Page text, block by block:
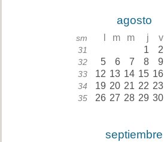
agosto
sm m m j v
31 1 2
32 5 6 7 8 9
33 12 13 14 15 16
34 19 20 21 22 23
35 26 27 28 29 30
septiembre